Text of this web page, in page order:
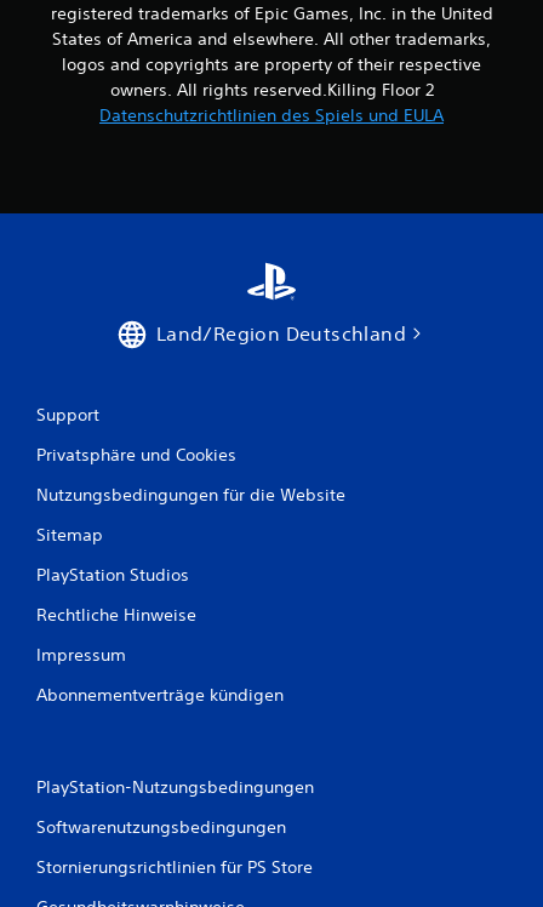
registered trademarks of Epic Games, Inc. in the United
States of America and elsewhere. All other trademarks,
logos and copyrights are property of their respective
owners. All rights reserved.Killing Floor 2
Datenschutzrichtlinien des Spiels und EULA
Land/Region Deutschland
Support
Privatsphäre und Cookies
Nutzungsbedingungen für die Website
Sitemap
PlayStation Studios
Rechtliche Hinweise
Impressum
Abonnementverträge kündigen
PlayStation-Nutzungsbedingungen
Softwarenutzungsbedingungen
Stornierungsrichtlinien für PS Store